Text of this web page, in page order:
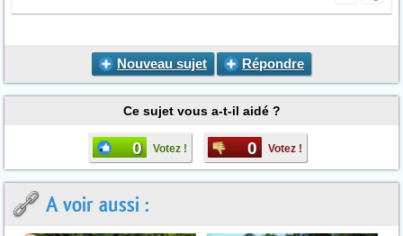
Nouveau sujet Répondre
Ce sujet vous a-t-il aidé ?
0 Votez ! 0 Votez !
A voir aussi :